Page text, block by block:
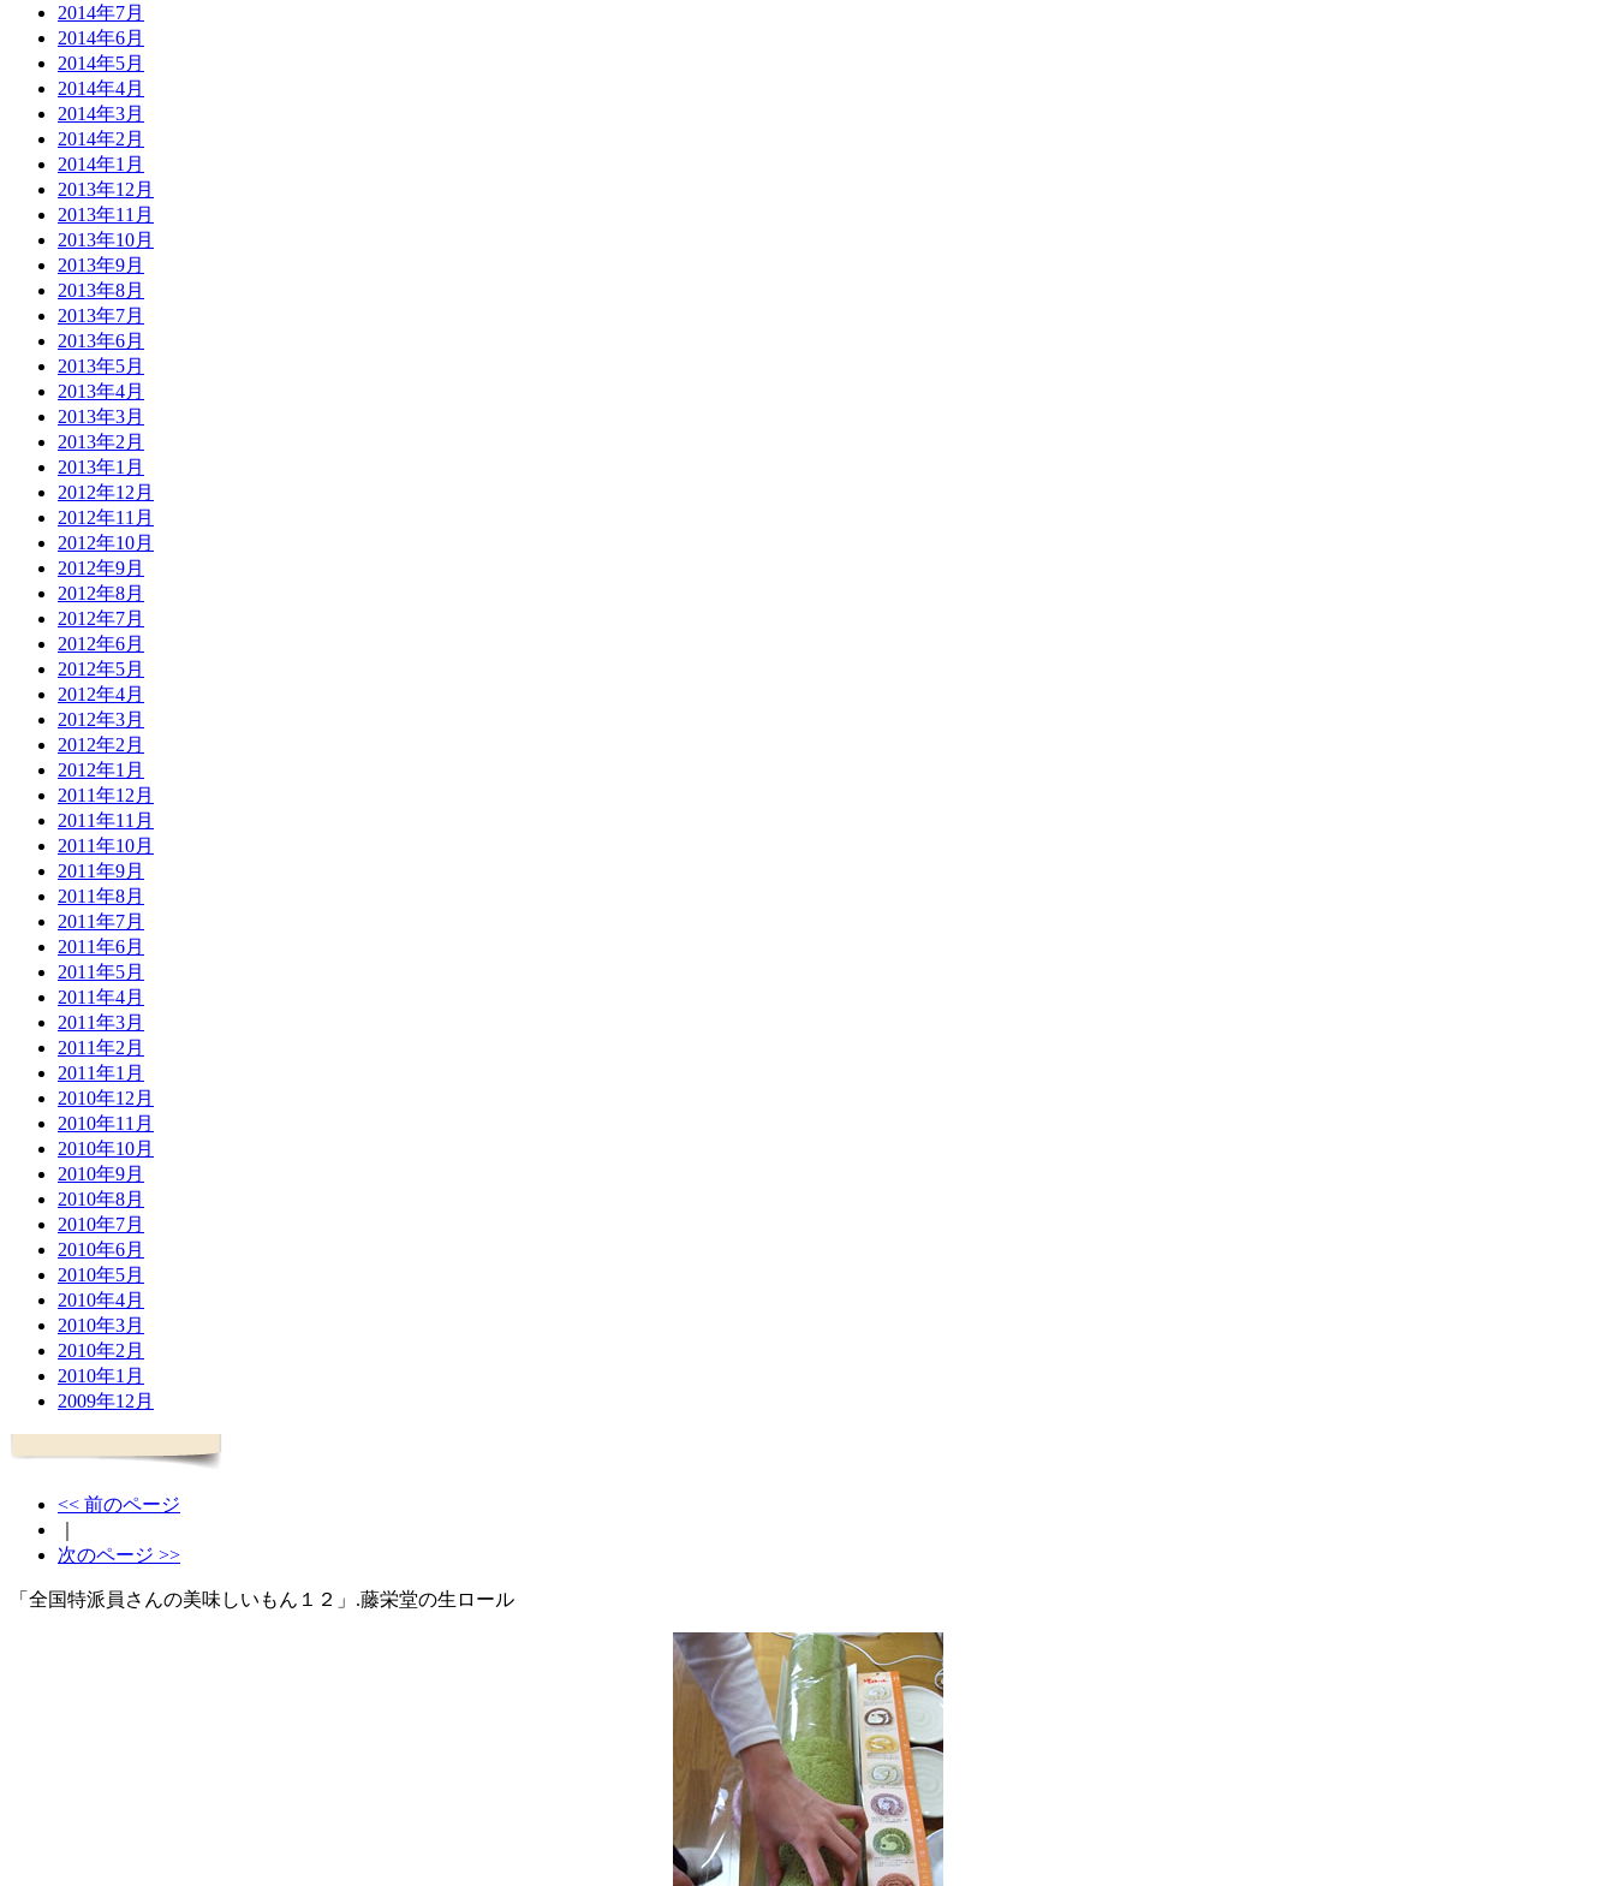
2014年7月
2014年6月
2014年5月
2014年4月
2014年3月
2014年2月
2014年1月
2013年12月
2013年11月
2013年10月
2013年9月
2013年8月
2013年7月
2013年6月
2013年5月
2013年4月
2013年3月
2013年2月
2013年1月
2012年12月
2012年11月
2012年10月
2012年9月
2012年8月
2012年7月
2012年6月
2012年5月
2012年4月
2012年3月
2012年2月
2012年1月
2011年12月
2011年11月
2011年10月
2011年9月
2011年8月
2011年7月
2011年6月
2011年5月
2011年4月
2011年3月
2011年2月
2011年1月
2010年12月
2010年11月
2010年10月
2010年9月
2010年8月
2010年7月
2010年6月
2010年5月
2010年4月
2010年3月
2010年2月
2010年1月
2009年12月
<< 前のページ
次のページ >>
「全国特派員さんの美味しいもん１２」.藤栄堂の生ロール